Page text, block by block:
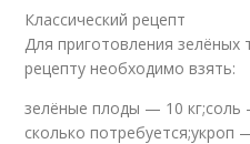
Классический рецепт
Для приготовления зелёных
рецепту необходимо взять:
зелёные плоды — 10
сколько